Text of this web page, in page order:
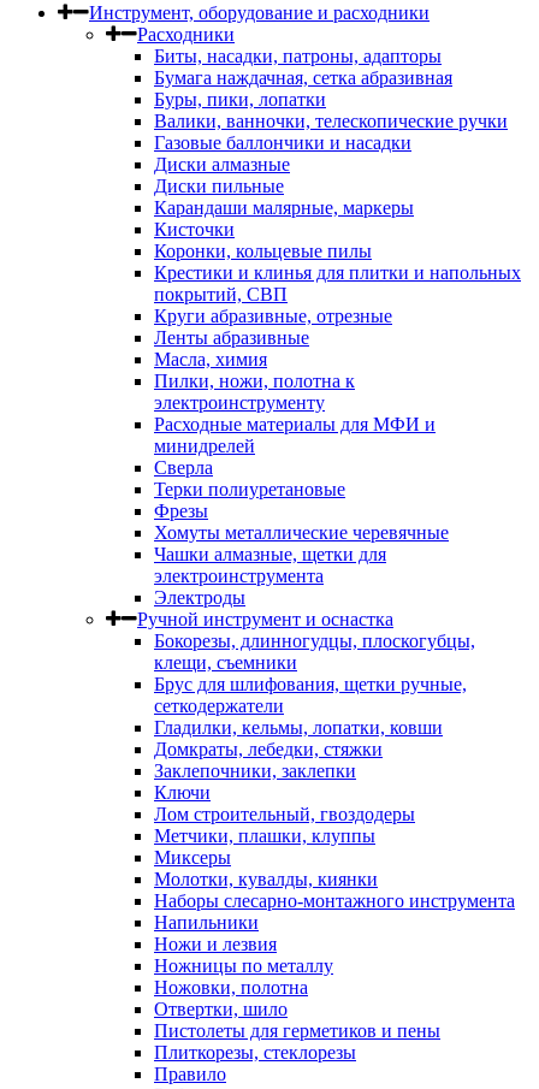
Инструмент, оборудование и расходники
Расходники
Биты, насадки, патроны, адапторы
Бумага наждачная, сетка абразивная
Буры, пики, лопатки
Валики, ванночки, телескопические ручки
Газовые баллончики и насадки
Диски алмазные
Диски пильные
Карандаши малярные, маркеры
Кисточки
Коронки, кольцевые пилы
Крестики и клинья для плитки и напольных
покрытий, СВП
Круги абразивные, отрезные
Ленты абразивные
Масла, химия
Пилки, ножи, полотна к
электроинструменту
Расходные материалы для МФИ и
минидрелей
Сверла
Терки полиуретановые
Фрезы
Хомуты металлические черевячные
Чашки алмазные, щетки для
электроинструмента
Электроды
Ручной инструмент и оснастка
Бокорезы, длинногудцы, плоскогубцы,
клещи, съемники
Брус для шлифования, щетки ручные,
сеткодержатели
Гладилки, кельмы, лопатки, ковши
Домкраты, лебедки, стяжки
Заклепочники, заклепки
Ключи
Лом строительный, гвоздодеры
Метчики, плашки, клуппы
Миксеры
Молотки, кувалды, киянки
Наборы слесарно-монтажного инструмента
Напильники
Ножи и лезвия
Ножницы по металлу
Ножовки, полотна
Отвертки, шило
Пистолеты для герметиков и пены
Плиткорезы, стеклорезы
Правило